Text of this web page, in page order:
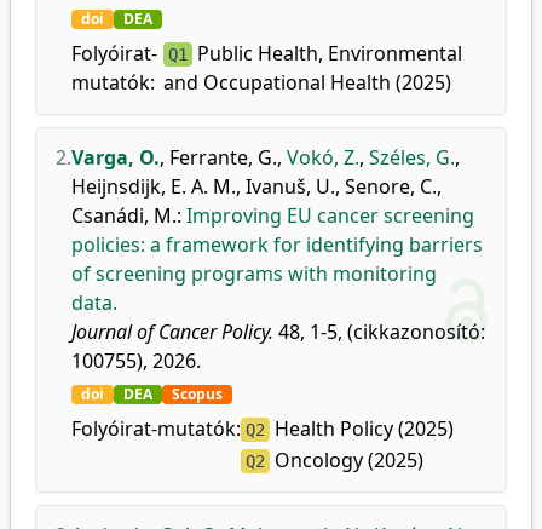
doi DEA
Folyóirat-
mutatók:
Q1
Public Health, Environmental
and Occupational Health (2025)
2.Varga, O., Ferrante, G., Vokó, Z., Széles, G.,
Heijnsdijk, E. A. M., Ivanuš, U., Senore, C.,
Csanádi, M.: Improving EU cancer screening
policies: a framework for identifying barriers
of screening programs with monitoring
data.
Journal of Cancer Policy. 48, 1-5, (cikkazonosító:
100755), 2026.
doi DEA Scopus
Folyóirat-mutatók: Q2 Health Policy (2025)
Q2 Oncology (2025)